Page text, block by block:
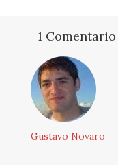
1 Comentario
Gustavo Novaro